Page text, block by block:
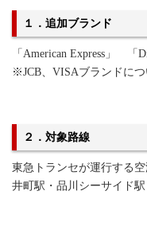
１．追加ブランド
「 American Express 」 「
※JCB、 VISAブランドに
２．対象路線
東急トランセが運行する
井町駅・品川シーサイド駅